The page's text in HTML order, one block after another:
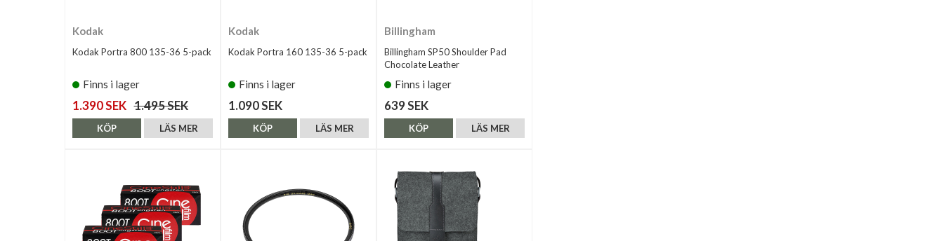
Kodak
Kodak Portra 800 135-36 5-pack
Finns i lager
1.390 SEK 1.495 SEK
LÄS MER
KÖP
Kodak
Kodak Portra 160 135-36 5-pack
Finns i lager
1.090 SEK
LÄS MER
KÖP
Billingham
Billingham SP50 Shoulder Pad
Chocolate Leather
Finns i lager
639 SEK
LÄS MER
KÖP